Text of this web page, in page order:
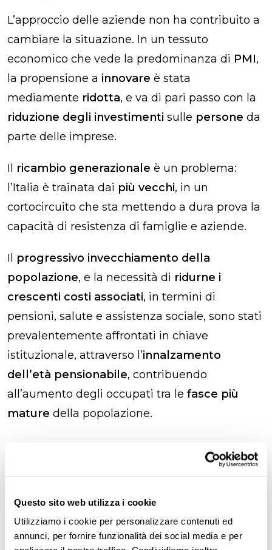
Questo sito web utilizza i cookie
Utilizziamo i cookie per personalizzare contenuti ed
annunci, per fornire funzionalità dei social media e per
L’approccio delle aziende non ha contribuito a
cambiare la situazione. In un tessuto
economico che vede la predominanza di PMI,
la propensione a innovare è stata
mediamente ridotta, e va di pari passo con la
riduzione degli investimenti sulle persone da
parte delle imprese.
Il ricambio generazionale è un problema:
l’Italia è trainata dai più vecchi, in un
cortocircuito che sta mettendo a dura prova la
capacità di resistenza di famiglie e aziende.
Il progressivo invecchiamento della
popolazione, e la necessità di ridurne i
crescenti costi associati, in termini di
pensioni, salute e assistenza sociale, sono stati
prevalentemente affrontati in chiave
istituzionale, attraverso l’innalzamento
dell’età pensionabile, contribuendo
all’aumento degli occupati tra le fasce più
mature della popolazione.
Disoccupazione giovanile
I numeri parlano chiaro: il tasso di occupazione
dei giovanitra i 15 e i 24 annidi età si è
contratto in oltre quindici anni,passando dal